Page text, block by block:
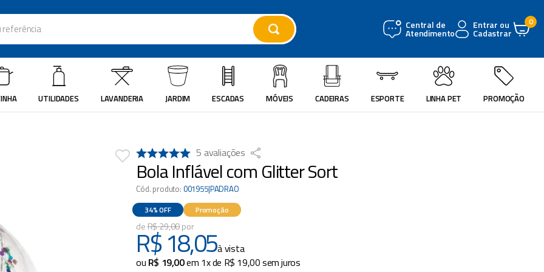
Central de
Atendimento
Entrar ou
Cadastrar
0
UTILIDADES LAVANDERIA JARDIM ESCADAS MÓVEIS CADEIRAS ESPORTE LINHA PET PROMOÇÃO
5 avaliações
Bola Inflável com Glitter Sort
Cód. produto: 001955|PADRAO
Promoção
34%OFF
R$29,00
R$18,05à vista
ou R$ 19,00em 1x de R$ 19,00sem juros